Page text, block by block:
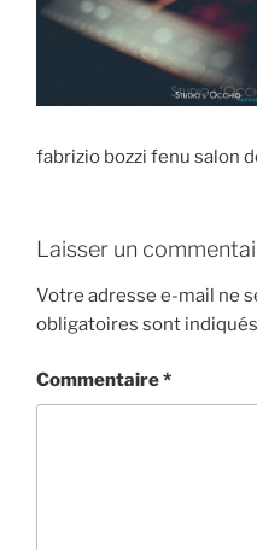
fabrizio bozzi fenu salon
Laisser un
Votre adresse e-mail ne
obligatoires sont
Commentaire*